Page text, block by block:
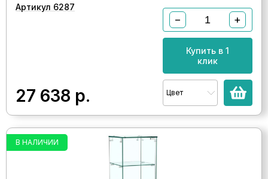
Артикул 6287
27 638 р.
− +
Купить в 1
клик
Цвет
В НАЛИЧИИ